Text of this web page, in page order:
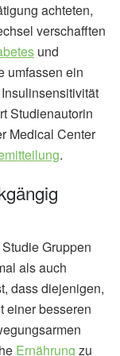
achteten,
verschafften
und
umfassen ein
Studienautorin
Medical Center
.
Gruppen
als auch
dass diejenigen,
einer besseren
Ernährung zu